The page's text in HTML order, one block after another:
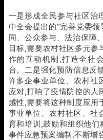
一是形成全民参与社区治
中全会提出的“完善党委
同、公众参与、法治保障
目标,需要农村社区多元参
作的互动机制,打造全社
台。二是强化预防信息反
许多企事业单位、农村社
应对,打响了疫情防控的人
越性,需要将这种制度应用
事业单位、农村社区、社
育和培训,鼓励和组织他
事件应急预案编制,不断增